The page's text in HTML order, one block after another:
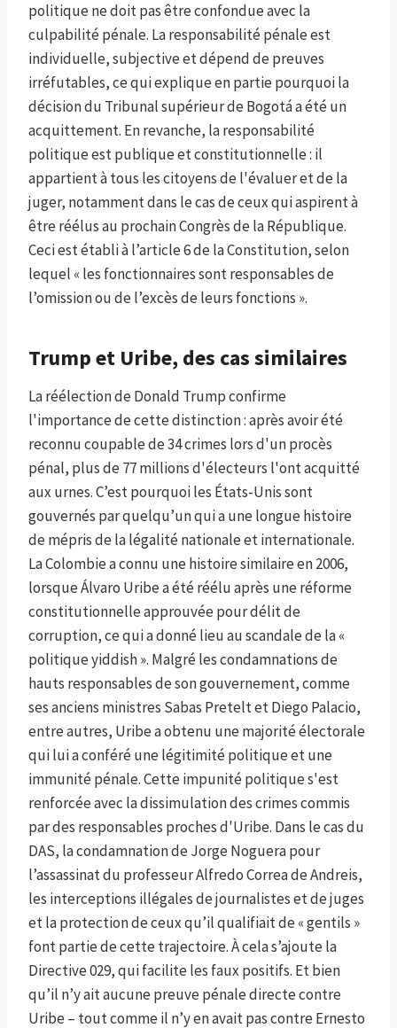
politique ne doit pas être confondue avec la
culpabilité pénale. La responsabilité pénale est
individuelle, subjective et dépend de preuves
irréfutables, ce qui explique en partie pourquoi la
décision du Tribunal supérieur de Bogotá a été un
acquittement. En revanche, la responsabilité
politique est publique et constitutionnelle : il
appartient à tous les citoyens de l'évaluer et de la
juger, notamment dans le cas de ceux qui aspirent à
être réélus au prochain Congrès de la République.
Ceci est établi à l’article 6 de la Constitution, selon
lequel « les fonctionnaires sont responsables de
l’omission ou de l’excès de leurs fonctions ».
Trump et Uribe, des cas similaires
La réélection de Donald Trump confirme
l'importance de cette distinction : après avoir été
reconnu coupable de 34 crimes lors d'un procès
pénal, plus de 77 millions d'électeurs l'ont acquitté
aux urnes. C’est pourquoi les États-Unis sont
gouvernés par quelqu’un qui a une longue histoire
de mépris de la légalité nationale et internationale.
La Colombie a connu une histoire similaire en 2006,
lorsque Álvaro Uribe a été réélu après une réforme
constitutionnelle approuvée pour délit de
corruption, ce qui a donné lieu au scandale de la «
politique yiddish ». Malgré les condamnations de
hauts responsables de son gouvernement, comme
ses anciens ministres Sabas Pretelt et Diego Palacio,
entre autres, Uribe a obtenu une majorité électorale
qui lui a conféré une légitimité politique et une
immunité pénale. Cette impunité politique s'est
renforcée avec la dissimulation des crimes commis
par des responsables proches d'Uribe. Dans le cas du
DAS, la condamnation de Jorge Noguera pour
l’assassinat du professeur Alfredo Correa de Andreis,
les interceptions illégales de journalistes et de juges
et la protection de ceux qu’il qualifiait de « gentils »
font partie de cette trajectoire. À cela s’ajoute la
Directive 029, qui facilite les faux positifs. Et bien
qu’il n’y ait aucune preuve pénale directe contre
Uribe – tout comme il n’y en avait pas contre Ernesto